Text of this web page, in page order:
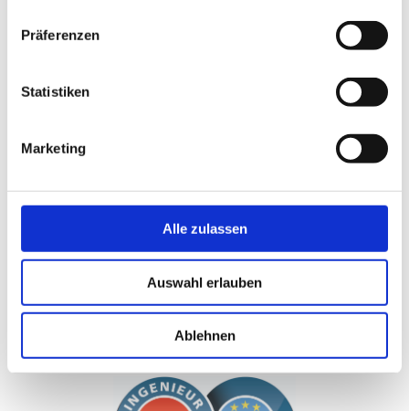
Präferenzen
Statistiken
Marketing
Alle zulassen
Auswahl erlauben
Ablehnen
Unternehmen unverhältnismäßig viel Zeit?
Wo erleben Sie doppelte oder unnötige
Welche Verfahren könnten aus Ihrer Sicht einfacher,
digitaler oder effizienter gestaltet werden?
Ihre Rückmeldungen liefern eine wichtige Grundlage, um
bürokratische Hürden faktenbasiert aufzuzeigen und
Praxisbeispiele und helfen Sie mit, unnötige Hürden
sichtbar zu machen.
kostet.at
*Copyright Bild:StockPhotoPro | stock.adobe.com